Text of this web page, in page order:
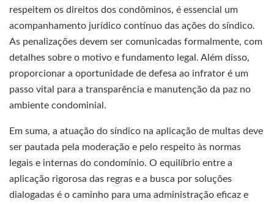
respeitem os direitos dos condôminos, é essencial um
acompanhamento jurídico contínuo das ações do síndico.
As penalizações devem ser comunicadas formalmente, com
detalhes sobre o motivo e fundamento legal. Além disso,
proporcionar a oportunidade de defesa ao infrator é um
passo vital para a transparência e manutenção da paz no
ambiente condominial.
Em suma, a atuação do síndico na aplicação de multas deve
ser pautada pela moderação e pelo respeito às normas
legais e internas do condomínio. O equilíbrio entre a
aplicação rigorosa das regras e a busca por soluções
dialogadas é o caminho para uma administração eficaz e